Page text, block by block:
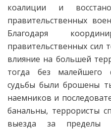
коалиции и
правительственных
Благодаря
правительственных сил
влияние на большей
тогда без малейшего
судьбы были брошены
наемников и
банальны, террористы
выезда за пределы